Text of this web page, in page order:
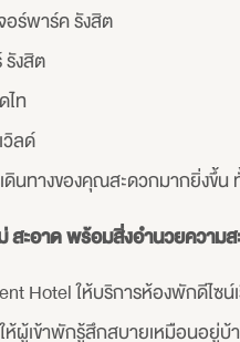
อร์พาร์ค รังสิต
รังสิต
ไท
วิลด์
ดินทางของคุณสะดวกมากยิ่งขึ้น
สะอาด พร้อมสิ่งอำนวยความ
Hotel ให้บริการห้องพักดีไซ
ห้ผู้เข้าพักรู้สึกสบายเหมือนอยู่บ้